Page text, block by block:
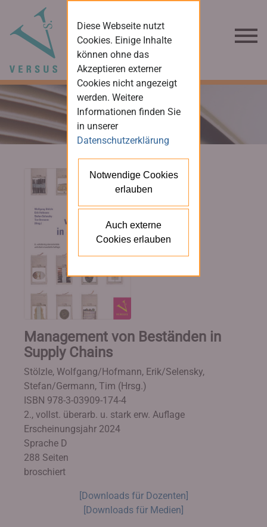
Management von Beständen in
Supply Chains
Stölzle, Wolfgang/Hofmann, Erik/Selensky,
Stefan/Germann, Tim (Hrsg.)
ISBN 978-3-03909-174-4
2., vollst. überarb. u. stark erw. Auflage
Erscheinungsjahr 2024
Sprache D
288 Seiten
broschiert
[Downloads für Dozenten]
[Downloads für Medien]
Diese Webseite nutzt
Cookies. Einige Inhalte
können ohne das
Akzeptieren externer
Cookies nicht angezeigt
werden. Weitere
Informationen finden Sie
in unserer
Datenschutzerklärung
Notwendige Cookies
erlauben
Auch externe
Cookies erlauben